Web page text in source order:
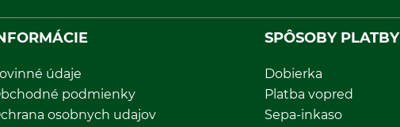
údaje
podmienky
osobnych udajov
SPÔSOBY PLATBY
Dobierka
Platba vopred
Sepa-inkaso